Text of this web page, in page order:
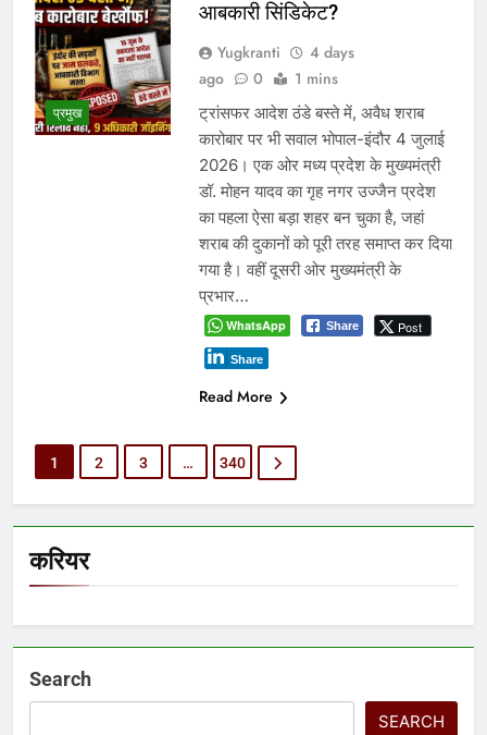
करियर
प्रमुख
आबकारी सिंडिकेट?
Yugkranti
4 days
ago
0 1 mins
ट्रांसफर आदेश ठंडे बस्ते में, अवैध शराब
कारोबार पर भी सवाल भोपाल-इंदौर 4 जुलाई
2026। एक ओर मध्य प्रदेश के मुख्यमंत्री
डॉ. मोहन यादव का गृह नगर उज्जैन प्रदेश
का पहला ऐसा बड़ा शहर बन चुका है, जहां
शराब की दुकानों को पूरी तरह समाप्त कर दिया
गया है। वहीं दूसरी ओर मुख्यमंत्री के
प्रभार…
WhatsApp Share Post
Share
Read More
1 2 3 … 340
Search
SEARCH